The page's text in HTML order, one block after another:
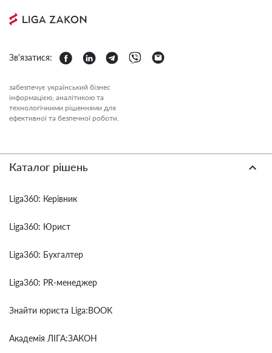
Зв'язатися:
забезпечує український бізнес
інформацією, аналітикою та
технологічними рішеннями для
ефективної та безпечної роботи.
Каталог рішень
Liga360: Керівник
Liga360: Юрист
Liga360: Бухгалтер
Liga360: PR-менеджер
Знайти юриста Liga:BOOK
Академія ЛІГА:ЗАКОН